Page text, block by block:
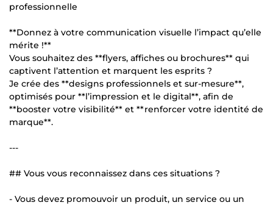
professionnelle
**Donnez à votre communication visuelle l’impact qu’elle
mérite !**
Vous souhaitez des **flyers, affiches ou brochures** qui
captivent l’attention et marquent les esprits ?
Je crée des **designs professionnels et sur-mesure**,
optimisés pour **l’impression et le digital**, afin de
**booster votre visibilité** et **renforcer votre identité de
marque**.
---
## Vous vous reconnaissez dans ces situations ?
- Vous devez promouvoir un produit, un service ou un